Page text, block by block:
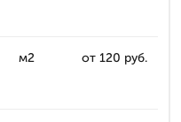
м2 от 120 руб.